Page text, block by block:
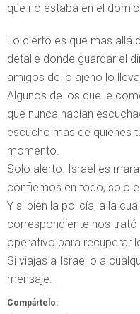
que no estaba en el
Lo cierto es que mas allá
detalle donde guardar el
amigos de lo ajeno lo
Algunos de los que le
que nunca habían
escucho mas de quienes
momento.
Solo alerto. Israel es
confiemos en todo, solo
Y si bien la policía, a la
correspondiente nos
operativo para recuperar
Si viajas a Israel o a
mensaje.
Compártelo: